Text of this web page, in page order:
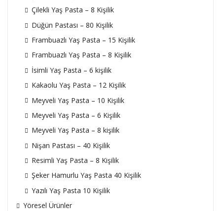
Çilekli Yaş Pasta – 8 Kişilik
Düğün Pastası – 80 Kişilik
Frambuazlı Yaş Pasta – 15 Kişilik
Frambuazlı Yaş Pasta – 8 Kişilik
İsimli Yaş Pasta – 6 kişilik
Kakaolu Yaş Pasta – 12 Kişilik
Meyveli Yaş Pasta – 10 Kişilik
Meyveli Yaş Pasta – 6 Kişilik
Meyveli Yaş Pasta – 8 kişilik
Nişan Pastası – 40 Kişilik
Resimli Yaş Pasta – 8 Kişilik
Şeker Hamurlu Yaş Pasta 40 Kişilik
Yazılı Yaş Pasta 10 Kişilik
Yöresel Ürünler